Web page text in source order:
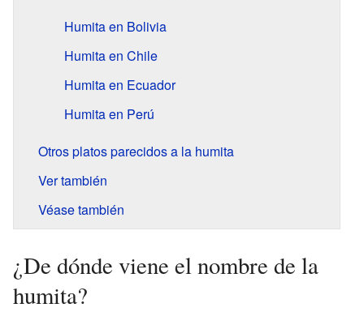
Humita en Bolivia
Humita en Chile
Humita en Ecuador
Humita en Perú
Otros platos parecidos a la humita
Ver también
Véase también
¿De dónde viene el nombre de la
humita?